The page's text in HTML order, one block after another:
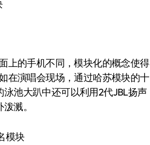
的手机不同，模块化的概念使得
在演唱会现场，通过哈苏模块的十
池大趴中还可以利用2代JBL扬声
溅。